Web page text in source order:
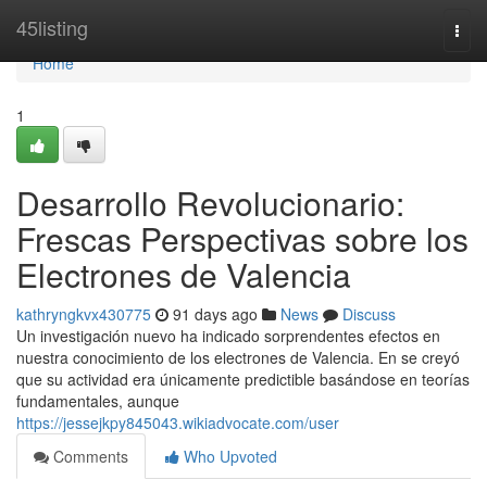
45listing
Home
Home
1
Desarrollo Revolucionario:
Frescas Perspectivas sobre los
Electrones de Valencia
kathryngkvx430775 91 days ago News
Discuss
Un investigación nuevo ha indicado sorprendentes efectos en
nuestra conocimiento de los electrones de Valencia. En se creyó
que su actividad era únicamente predictible basándose en teorías
fundamentales, aunque
https://jessejkpy845043.wikiadvocate.com/user
Comments
Who Upvoted